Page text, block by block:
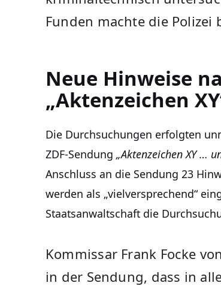
Funden machte die Polizei
Neue Hinweise
„Aktenzeichen
Die Durchsuchungen erfolgten
ZDF-Sendung „Aktenzeichen XY …
Anschluss an die Sendung 23
werden als „vielversprechend“
Staatsanwaltschaft die
Kommissar Frank Focke
in der Sendung, dass in